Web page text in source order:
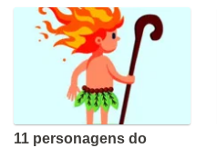
11 personagens do